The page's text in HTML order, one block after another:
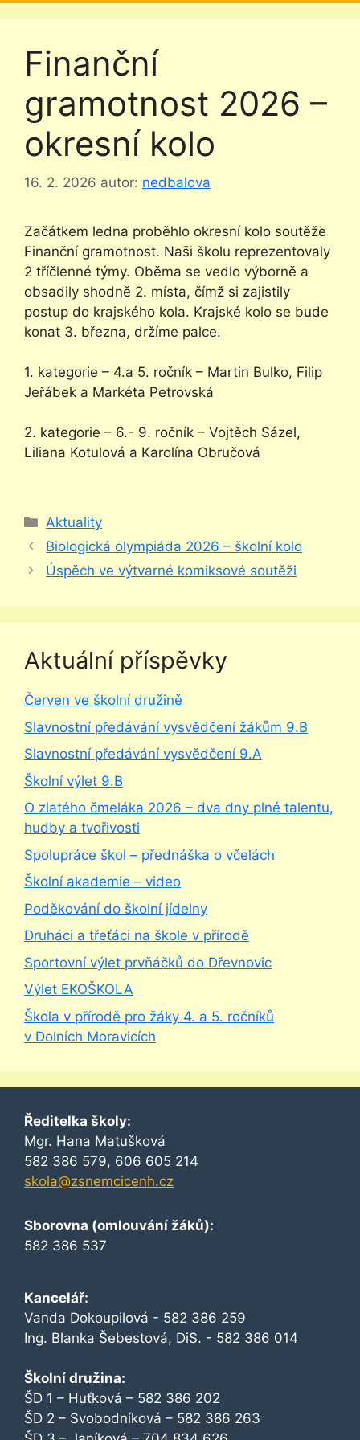
Finanční
gramotnost 2026 –
okresní kolo
16. 2. 2026 autor: nedbalova
Začátkem ledna proběhlo okresní kolo soutěže
Finanční gramotnost. Naši školu reprezentovaly
2 tříčlenné týmy. Oběma se vedlo výborně a
obsadily shodně 2. místa, čímž si zajistily
postup do krajského kola. Krajské kolo se bude
konat 3. března, držíme palce.
1. kategorie – 4.a 5. ročník – Martin Bulko, Filip
Jeřábek a Markéta Petrovská
2. kategorie – 6.- 9. ročník – Vojtěch Sázel,
Liliana Kotulová a Karolína Obručová
Rubriky
Aktuality
Biologická olympiáda 2026 – školní kolo
Úspěch ve výtvarné komiksové soutěži
Aktuální příspěvky
Červen ve školní družině
Slavnostní předávání vysvědčení žákům 9.B
Slavnostní předávání vysvědčení 9.A
Školní výlet 9.B
O zlatého čmeláka 2026 – dva dny plné talentu,
hudby a tvořivosti
Spolupráce škol – přednáška o včelách
Školní akademie – video
Poděkování do školní jídelny
Druháci a třeťáci na škole v přírodě
Sportovní výlet prvňáčků do Dřevnovic
Výlet EKOŠKOLA
Škola v přírodě pro žáky 4. a 5. ročníků
v Dolních Moravicích
Ředitelka školy:
Mgr. Hana Matušková
582 386 579, 606 605 214
skola@zsnemcicenh.cz
Sborovna (omlouvání žáků):
582 386 537
Kancelář:
Vanda Dokoupilová - 582 386 259
Ing. Blanka Šebestová, DiS. - 582 386 014
Školní družina:
ŠD 1 – Huťková – 582 386 202
ŠD 2 – Svobodníková – 582 386 263